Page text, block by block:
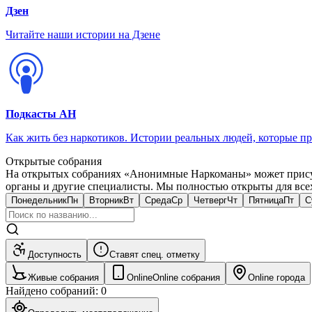
Дзен
Читайте наши истории на Дзене
Подкасты АН
Как жить без наркотиков. Истории реальных людей, которые
Открытые собрания
На открытых собраниях «Анонимные Наркоманы» может
органы и другие специалисты. Мы полностью открыты для
ПонедельникПн ВторникВт СредаСр ЧетвергЧт ПятницаПт
Доступность Ставят спец. отметку
Живые собрания OnlineOnline собрания Online города
Найдено собраний: 0